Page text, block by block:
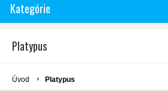
Kategórie
Platypus
Úvod Platypus